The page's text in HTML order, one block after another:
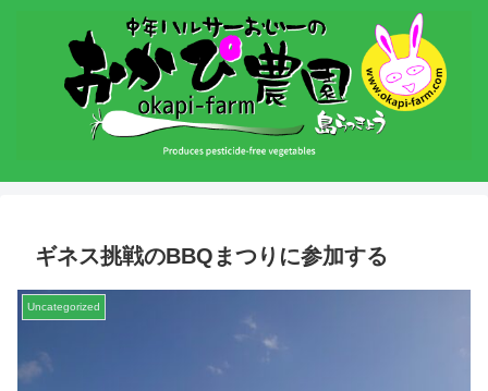
ギネス挑戦のBBQまつりに参加する
Uncategorized